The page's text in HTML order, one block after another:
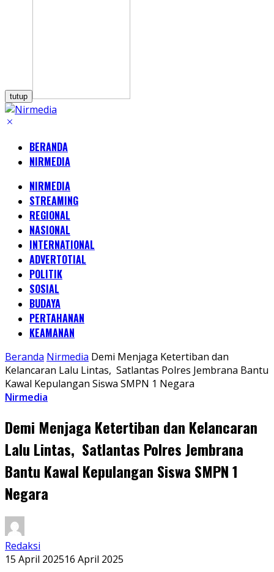
tutup
BERANDA
NIRMEDIA
NIRMEDIA
STREAMING
REGIONAL
NASIONAL
INTERNATIONAL
ADVERTOTIAL
POLITIK
SOSIAL
BUDAYA
PERTAHANAN
KEAMANAN
Beranda Nirmedia Demi Menjaga Ketertiban dan
Kelancaran Lalu Lintas, Satlantas Polres Jembrana Bantu
Kawal Kepulangan Siswa SMPN 1 Negara
Nirmedia
Demi Menjaga Ketertiban dan Kelancaran
Lalu Lintas, Satlantas Polres Jembrana
Bantu Kawal Kepulangan Siswa SMPN 1
Negara
Redaksi
15 April 202516 April 2025